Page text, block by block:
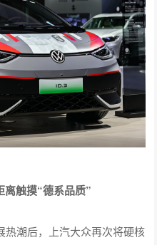
触摸“德系品质”
热潮后，上汽大众再次将硬核